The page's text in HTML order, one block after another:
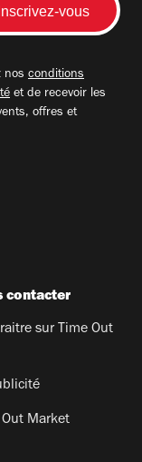
nos conditions
et de recevoir les
offres et
contacter
sur Time Out
Out Market